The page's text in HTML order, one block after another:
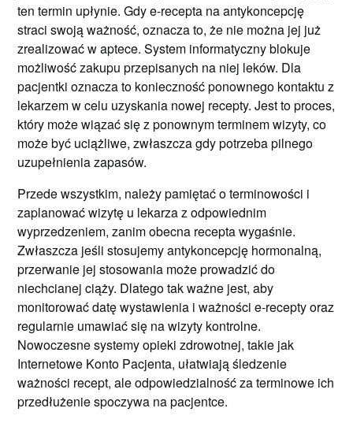
ten termin upłynie. Gdy e-recepta na antykoncepcję
straci swoją ważność, oznacza to, że nie można jej już
zrealizować w aptece. System informatyczny blokuje
możliwość zakupu przepisanych na niej leków. Dla
pacjentki oznacza to konieczność ponownego kontaktu z
lekarzem w celu uzyskania nowej recepty. Jest to proces,
który może wiązać się z ponownym terminem wizyty, co
może być uciążliwe, zwłaszcza gdy potrzeba pilnego
uzupełnienia zapasów.
Przede wszystkim, należy pamiętać o terminowości i
zaplanować wizytę u lekarza z odpowiednim
wyprzedzeniem, zanim obecna recepta wygaśnie.
Zwłaszcza jeśli stosujemy antykoncepcję hormonalną,
przerwanie jej stosowania może prowadzić do
niechcianej ciąży. Dlatego tak ważne jest, aby
monitorować datę wystawienia i ważności e-recepty oraz
regularnie umawiać się na wizyty kontrolne.
Nowoczesne systemy opieki zdrowotnej, takie jak
Internetowe Konto Pacjenta, ułatwiają śledzenie
ważności recept, ale odpowiedzialność za terminowe ich
przedłużenie spoczywa na pacjentce.